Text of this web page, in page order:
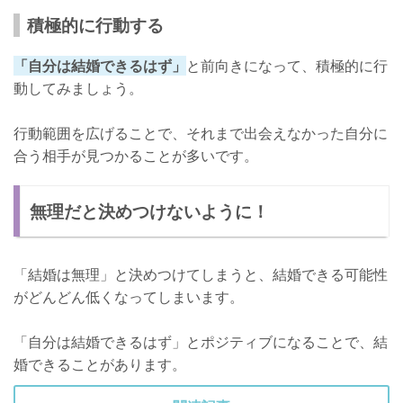
積極的に行動する
「自分は結婚できるはず」 と前向きになって、積極的に行
動してみましょう。
行動範囲を広げることで、それまで出会えなかった自分に
合う相手が見つかることが多いです。
無理だと決めつけないように！
「結婚は無理」と決めつけてしまうと、結婚できる可能性
がどんどん低くなってしまいます。
「自分は結婚できるはず」とポジティブになることで、結
婚できることがあります。